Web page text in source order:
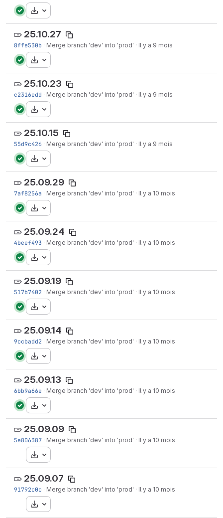
Télécharger
25.10.27
8ffe530b · Merge branch 'dev' into 'prod' · Il y a 9 mois
Télécharger
25.10.23
c2316edd · Merge branch 'dev' into 'prod' · Il y a 9 mois
Télécharger
25.10.15
55d9c426 · Merge branch 'dev' into 'prod' · Il y a 9 mois
Télécharger
25.09.29
7af8256a · Merge branch 'dev' into 'prod' · Il y a 10 mois
Télécharger
25.09.24
4beef493 · Merge branch 'dev' into 'prod' · Il y a 10 mois
Télécharger
25.09.19
517b7402 · Merge branch 'dev' into 'prod' · Il y a 10 mois
Télécharger
25.09.14
9ccbadd2 · Merge branch 'dev' into 'prod' · Il y a 10 mois
Télécharger
25.09.13
6bb9a66e · Merge branch 'dev' into 'prod' · Il y a 10 mois
Télécharger
25.09.09
5e806387 · Merge branch 'dev' into 'prod' · Il y a 10 mois
Télécharger
25.09.07
91792c0c · Merge branch 'dev' into 'prod' · Il y a 10 mois
Télécharger